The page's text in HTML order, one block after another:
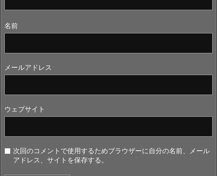
名前
メールアドレス
ウェブサイト
次回のコメントで使用するためブラウザーに自分の名前、メール
アドレス、サイトを保存する。